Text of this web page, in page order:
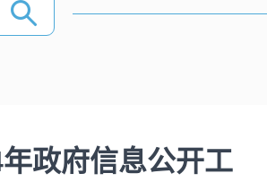
政府信息公开工